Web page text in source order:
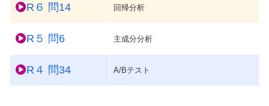
R６ 問14 回帰分析
R５ 問6 主成分分析
R４ 問34 A/Bテスト